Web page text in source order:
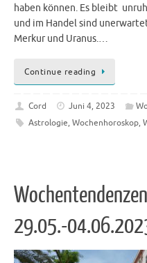
haben können. Es bleibt
und im Handel sind
Merkur und Uranus.…
Continue reading
Cord Juni 4, 2023
Astrologie, Wochenhoroskop,
29.05.-